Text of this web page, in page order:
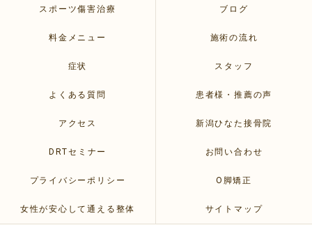
スポーツ傷害治療 ブログ
料金メニュー 施術の流れ
症状 スタッフ
よくある質問 患者様・推薦の声
アクセス 新潟ひなた接骨院
DRTセミナー お問い合わせ
プライバシーポリシー O脚矯正
女性が安心して通える整体 サイトマップ